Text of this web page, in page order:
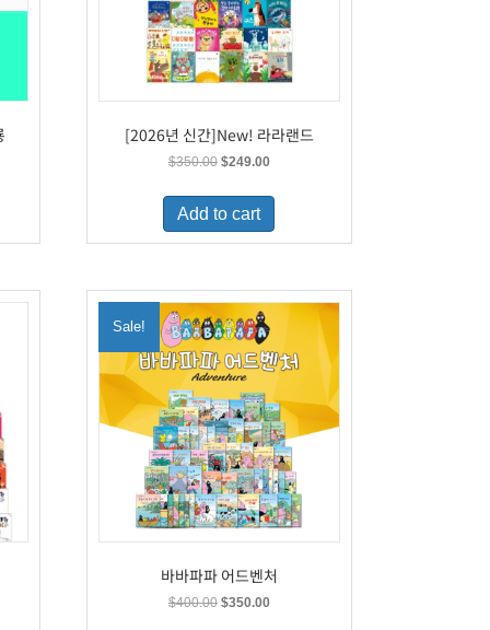
[2026년 신간]New! 라라랜드
$350.00 Original
was:
$350.00.
$249.00Current
is:
Add to cart
Sale!
바바파파 어드벤처
$400.00 Original
$350.00Current